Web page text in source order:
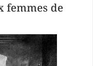
femmes de